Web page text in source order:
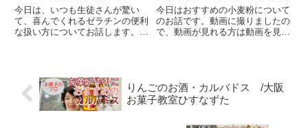
なずた
今日は、いつも生徒さんが驚い
て、喜んでくれるゼラチンの便利
な扱い方についてお話します。動
ゼラチンは１枚２．５グラムあり
ます。それが入っているゼラチン
の...
今日はおすすめの小麦粉について
のお話です。動画に撮りましたの
で、動画が見れる方は動画を見れ
れは、タンパク質含有量が低く
て...
りんごのお酒・カルバドス /大阪
お菓子教室ひすなずた